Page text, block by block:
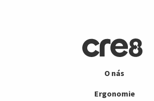
O nás
Ergonomie